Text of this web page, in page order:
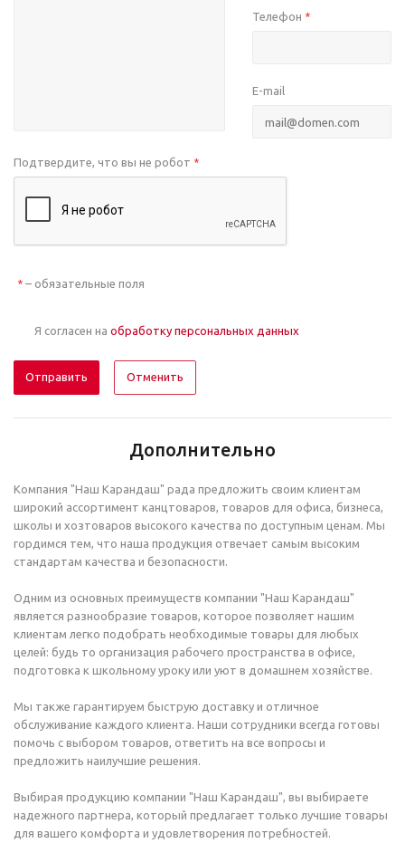
Телефон *
E-mail
Подтвердите, что вы не робот *
* – обязательные поля
Я согласен на обработку персональных данных
Отменить
Дополнительно
Компания "Наш Карандаш" рада предложить своим клиентам
широкий ассортимент канцтоваров, товаров для офиса, бизнеса,
школы и хозтоваров высокого качества по доступным ценам. Мы
гордимся тем, что наша продукция отвечает самым высоким
стандартам качества и безопасности.
Одним из основных преимуществ компании "Наш Карандаш"
является разнообразие товаров, которое позволяет нашим
клиентам легко подобрать необходимые товары для любых
целей: будь то организация рабочего пространства в офисе,
подготовка к школьному уроку или уют в домашнем хозяйстве.
Мы также гарантируем быструю доставку и отличное
обслуживание каждого клиента. Наши сотрудники всегда готовы
помочь с выбором товаров, ответить на все вопросы и
предложить наилучшие решения.
Выбирая продукцию компании "Наш Карандаш", вы выбираете
надежного партнера, который предлагает только лучшие товары
для вашего комфорта и удовлетворения потребностей.